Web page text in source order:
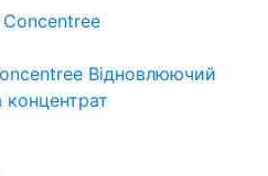
Відновлюючий